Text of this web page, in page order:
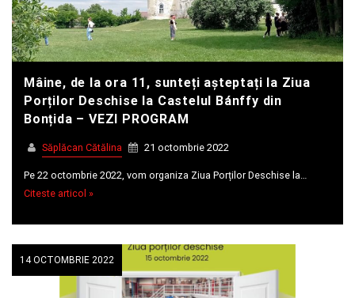
Mâine, de la ora 11, sunteți așteptați la Ziua
Porților Deschise la Castelul Bánffy din
Bonțida – VEZI PROGRAM
Săplăcan Cătălina 21 octombrie 2022
Pe 22 octombrie 2022, vom organiza Ziua Porților Deschise la…
Citeste articol »
14 OCTOMBRIE 2022